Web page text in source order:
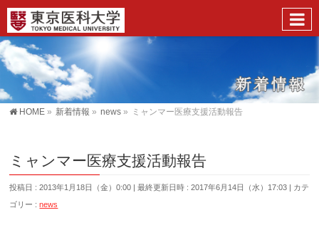
HOME » 新着情報 » news » ミャンマー医療支援活動報告
ミャンマー医療支援活動報告
投稿日 : 2013年1月18日（金）0:00 最終更新日時 : 2017年6月14日（水）17:03
カテ
ゴリー :news